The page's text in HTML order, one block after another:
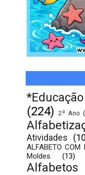
(224) 2º Ano
Atividades
ALFABETO COM
Moldes
(13)
Alfabetos